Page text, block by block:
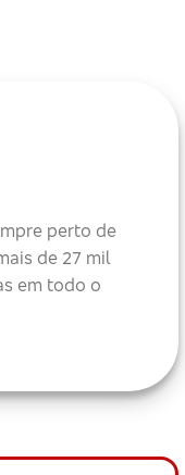
perto de
de 27 mil
em todo o